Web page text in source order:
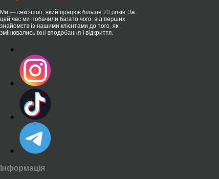
Ми — секс-шоп, який працює більше 20 років. За
цей час ми побачили багато чого: від перших
знайомств із нашими клієнтами до того, як
змінювались їхні вподобання і відкриття.
Інформація